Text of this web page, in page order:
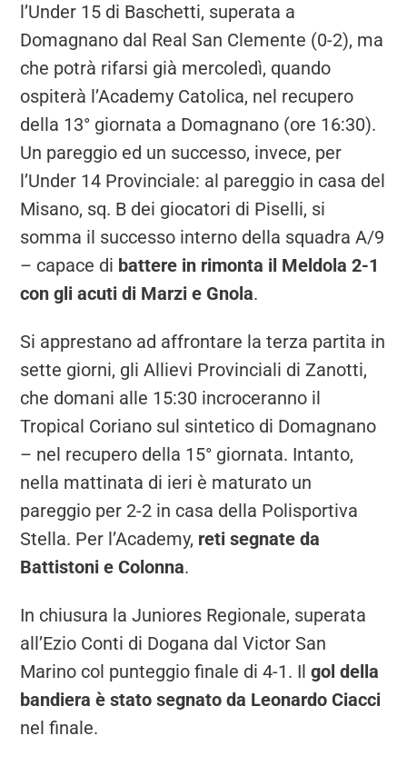
l’Under 15 di Baschetti, superata a
Domagnano dal Real San Clemente (0-2), ma
che potrà rifarsi già mercoledì, quando
ospiterà l’Academy Catolica, nel recupero
della 13° giornata a Domagnano (ore 16:30).
Un pareggio ed un successo, invece, per
l’Under 14 Provinciale: al pareggio in casa del
Misano, sq. B dei giocatori di Piselli, si
somma il successo interno della squadra A/9
– capace di battere in rimonta il Meldola 2-1
con gli acuti di Marzi e Gnola.
Si apprestano ad affrontare la terza partita in
sette giorni, gli Allievi Provinciali di Zanotti,
che domani alle 15:30 incroceranno il
Tropical Coriano sul sintetico di Domagnano
– nel recupero della 15° giornata. Intanto,
nella mattinata di ieri è maturato un
pareggio per 2-2 in casa della Polisportiva
Stella. Per l’Academy, reti segnate da
Battistoni e Colonna.
In chiusura la Juniores Regionale, superata
all’Ezio Conti di Dogana dal Victor San
Marino col punteggio finale di 4-1. Ilgol della
bandiera è stato segnato da Leonardo Ciacci
nel finale.